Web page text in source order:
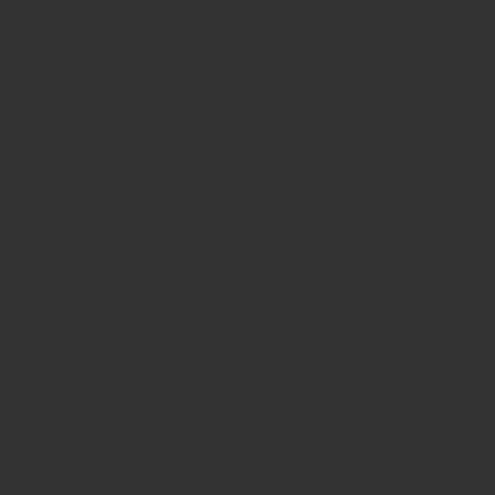
9. A klímaváltozás hatásai a mezőgazdaságra és az